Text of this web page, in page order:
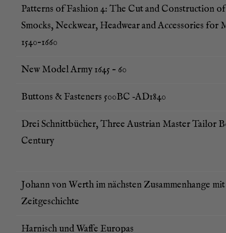
Pat­terns of Fashion 4: The Cut and Con­s­truc­tion
Smocks, Neck­wear, Head­wear and Access­ories for
1540–1660
New Model Army 1645 – 60
But­tons & Fas­ten­ers 500BC ‑AD1840
Drei Schnitt­bü­cher, Three Aus­tri­an Mas­ter Tail­or
Century
Johann von Werth im nächs­ten Zusam­men­han­ge
Zeitgeschichte
Har­nisch und Waf­fe Europas